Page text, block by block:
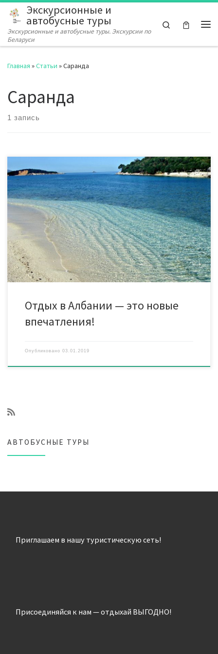
Перейти к содержимому
Экскурсионные и
автобусные туры
Экскурсионные и автобусные туры. Экскурсии по
Беларуси
Search
Главная »Статьи »Саранда
Саранда
1 запись
Отдых в Албании — это новые впечатления, красивая
природа, чистые пляжи, гостеприимные местные жители и
захватывающие дух приключения. Албания может
похвастаться хорошей организацией пляжного и
экскурсионного отдыха. И несмотря на то, что эти земли
туристами еще плохо изведаны, гостеприимная страна умеет
удивлять, и делает это постоянно 8 причин для отдыха в […]
Отдых в Албании — это новые
впечатления!
Опубликовано 03.01.2019
АВТОБУСНЫЕ ТУРЫ
Приглашаем в нашу туристическую сеть!
Присоединяйся к нам — отдыхай ВЫГОДНО!